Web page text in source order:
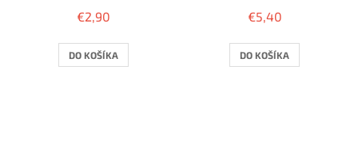
€2,90
DO KOŠÍKA
€5,40
DO KOŠÍKA